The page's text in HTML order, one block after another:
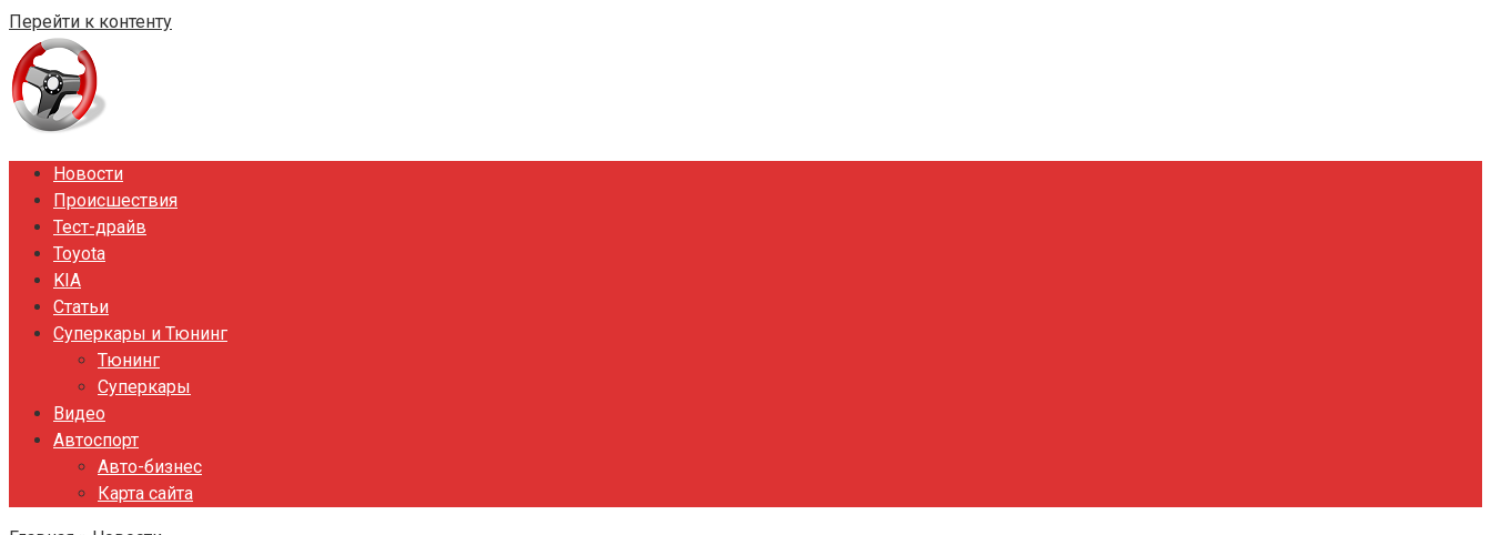
Перейти к контенту
Новости
Происшествия
Тест-драйв
Toyota
KIA
Статьи
Суперкары и Тюнинг
Тюнинг
Суперкары
Видео
Автоспорт
Авто-бизнес
Карта сайта